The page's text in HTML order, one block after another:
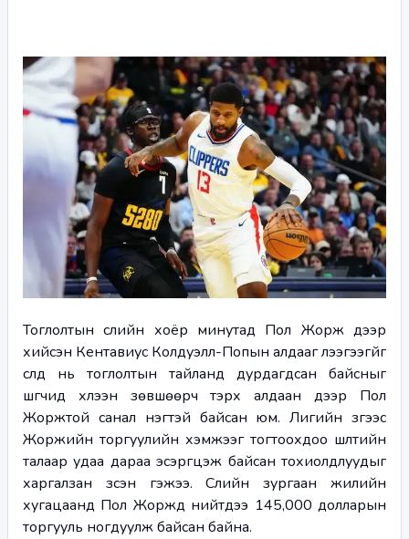
Тоглолтын сүүлийн хоёр минутад Пол Жорж дээр
хийсэн Кентавиус Колдуэлл-Попын алдааг үлээгээгүйг
сүүлд нь тоглолтын тайланд дурдагдсан байсныг
шүүгчид хүлээн зөвшөөрч тэрхүү алдаан дээр Пол
Жоржтой санал нэгтэй байсан юм. Лигийн зүгээс
Жоржийн торгуулийн хэмжээг тогтоохдоо шүүлтийн
талаар удаа дараа эсэргүүцэж байсан тохиолдлуудыг
харгалзан үзсэн гэжээ. Сүүлийн зургаан жилийн
хугацаанд Пол Жоржд нийтдээ 145,000 долларын
торгууль ногдуулж байсан байна.